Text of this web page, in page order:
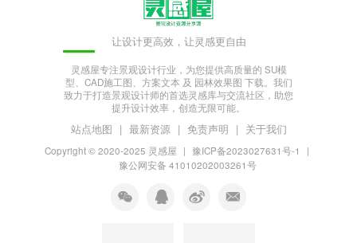
让设计更高效，让灵感更自由
灵感屋专注景观设计行业，为您提供高质量的 SU模
型、CAD施工图、方案文本 及 园林效果图 下载。我们
致力于打造景观设计师的首选灵感库与交流社区，助您
提升设计效率，创造无限可能。
站点地图 | 最新资源 | 免责声明 | 关于我们
Copyright © 2020-2025 灵感屋 | 豫ICP备2023027631号-1
|
豫公网安备 41010202003261号